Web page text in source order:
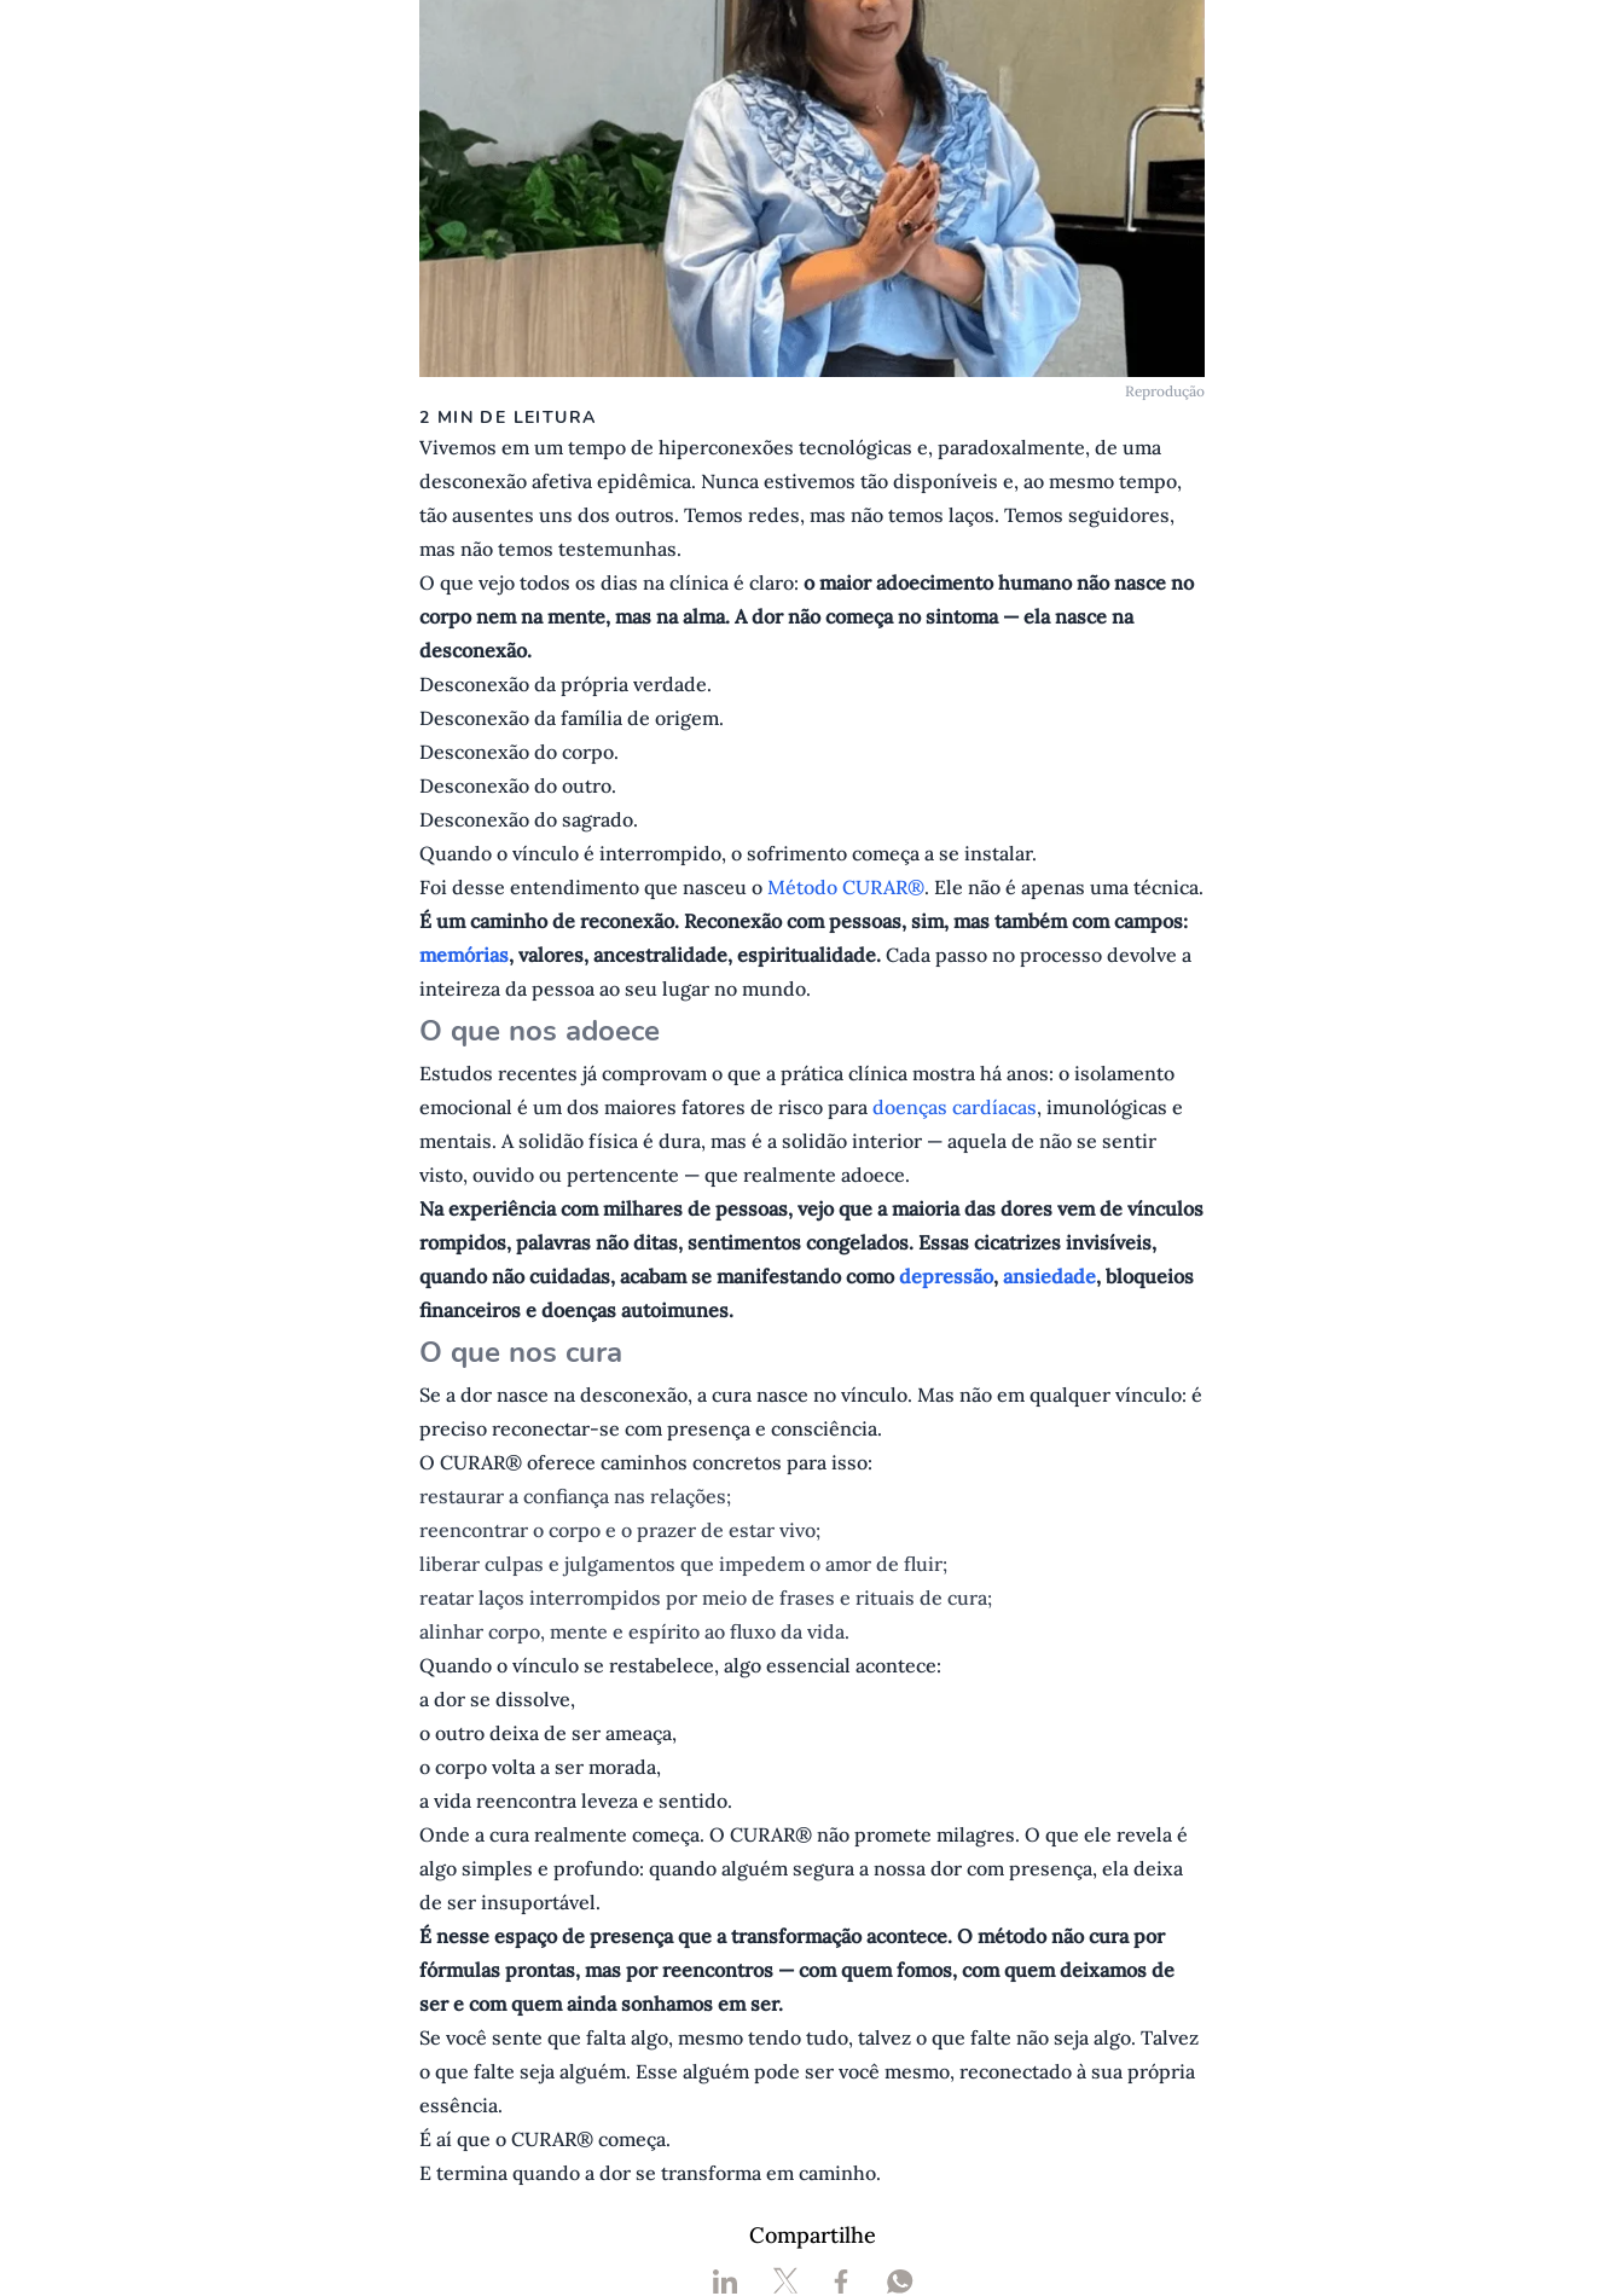
Reprodução
2 MIN DE LEITURA
Vivemos em um tempo de hiperconexões tecnológicas e, paradoxalmente, de uma
desconexão afetiva epidêmica. Nunca estivemos tão disponíveis e, ao mesmo tempo,
tão ausentes uns dos outros. Temos redes, mas não temos laços. Temos seguidores,
mas não temos testemunhas.
O que vejo todos os dias na clínica é claro: o maior adoecimento humano não nasce no
corpo nem na mente, mas na alma. A dor não começa no sintoma — ela nasce na
desconexão.
Desconexão da própria verdade.
Desconexão da família de origem.
Desconexão do corpo.
Desconexão do outro.
Desconexão do sagrado.
Quando o vínculo é interrompido, o sofrimento começa a se instalar.
Foi desse entendimento que nasceu o Método CURAR®. Ele não é apenas uma técnica.
É um caminho de reconexão. Reconexão com pessoas, sim, mas também com campos:
memórias, valores, ancestralidade, espiritualidade. Cada passo no processo devolve a
inteireza da pessoa ao seu lugar no mundo.
O que nos adoece
Estudos recentes já comprovam o que a prática clínica mostra há anos: o isolamento
emocional é um dos maiores fatores de risco para doenças cardíacas, imunológicas e
mentais. A solidão física é dura, mas é a solidão interior — aquela de não se sentir
visto, ouvido ou pertencente — que realmente adoece.
Na experiência com milhares de pessoas, vejo que a maioria das dores vem de vínculos
rompidos, palavras não ditas, sentimentos congelados. Essas cicatrizes invisíveis,
quando não cuidadas, acabam se manifestando comodepressão, ansiedade, bloqueios
financeiros e doenças autoimunes.
O que nos cura
Se a dor nasce na desconexão, a cura nasce no vínculo. Mas não em qualquer vínculo: é
preciso reconectar-se com presença e consciência.
O CURAR® oferece caminhos concretos para isso:
restaurar a confiança nas relações;
reencontrar o corpo e o prazer de estar vivo;
liberar culpas e julgamentos que impedem o amor de fluir;
reatar laços interrompidos por meio de frases e rituais de cura;
alinhar corpo, mente e espírito ao fluxo da vida.
Quando o vínculo se restabelece, algo essencial acontece:
a dor se dissolve,
o outro deixa de ser ameaça,
o corpo volta a ser morada,
a vida reencontra leveza e sentido.
Onde a cura realmente começa. O CURAR® não promete milagres. O que ele revela é
algo simples e profundo: quando alguém segura a nossa dor com presença, ela deixa
de ser insuportável.
É nesse espaço de presença que a transformação acontece. O método não cura por
fórmulas prontas, mas por reencontros — com quem fomos, com quem deixamos de
ser e com quem ainda sonhamos em ser.
Se você sente que falta algo, mesmo tendo tudo, talvez o que falte não seja algo. Talvez
o que falte seja alguém. Esse alguém pode ser você mesmo, reconectado à sua própria
essência.
É aí que o CURAR® começa.
E termina quando a dor se transforma em caminho.
Compartilhe